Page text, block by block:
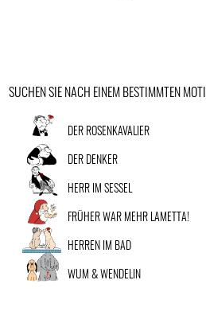
SUCHEN SIE NACH EINEM BESTIMMTEN
DER ROSENKAVALIER
DER DENKER
HERR IM SESSEL
FRÜHER WAR MEHR LAMETTA!
HERREN IM BAD
WUM & WENDELIN